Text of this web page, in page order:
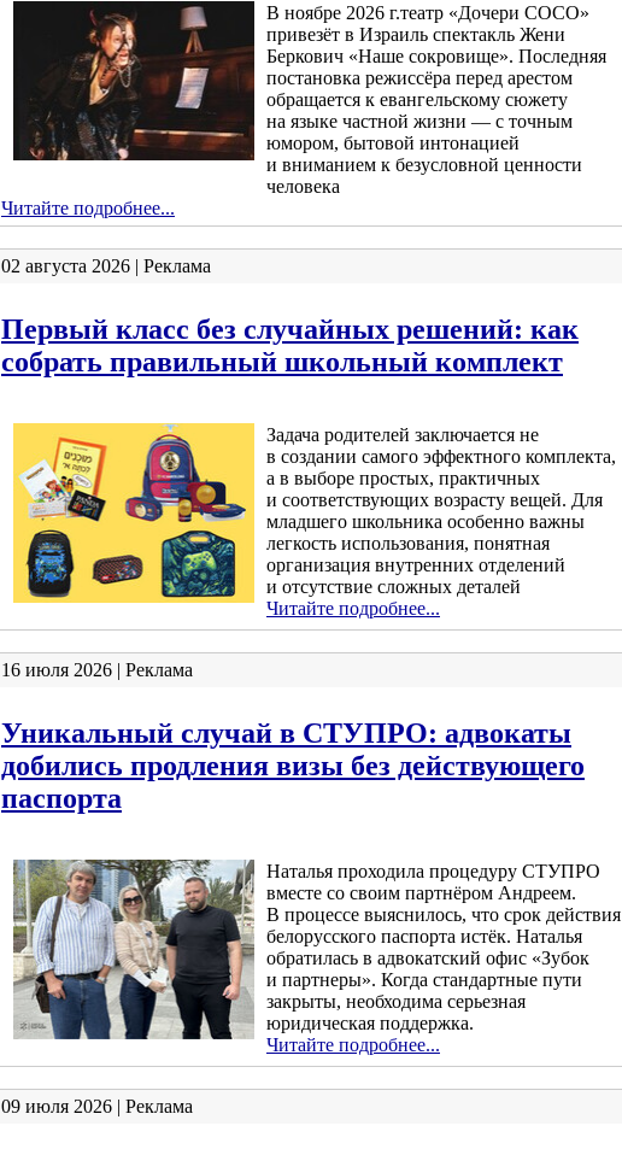
В ноябре 2026 г.театр «Дочери СОСО»
привезёт в Израиль спектакль Жени
Беркович «Наше сокровище». Последняя
постановка режиссёра перед арестом
обращается к евангельскому сюжету
на языке частной жизни — с точным
юмором, бытовой интонацией
и вниманием к безусловной ценности
человека
Читайте подробнее...
02 августа 2026 | Реклама
Первый класс без случайных решений: как
собрать правильный школьный комплект
Задача родителей заключается не
в создании самого эффектного комплекта,
а в выборе простых, практичных
и соответствующих возрасту вещей. Для
младшего школьника особенно важны
легкость использования, понятная
организация внутренних отделений
и отсутствие сложных деталей
Читайте подробнее...
16 июля 2026 | Реклама
Уникальный случай в СТУПРО: адвокаты
добились продления визы без действующего
паспорта
Наталья проходила процедуру СТУПРО
вместе со своим партнёром Андреем.
В процессе выяснилось, что срок действия
белорусского паспорта истёк. Наталья
обратилась в адвокатский офис «Зубок
и партнеры». Когда стандартные пути
закрыты, необходима серьезная
юридическая поддержка.
Читайте подробнее...
09 июля 2026 | Реклама